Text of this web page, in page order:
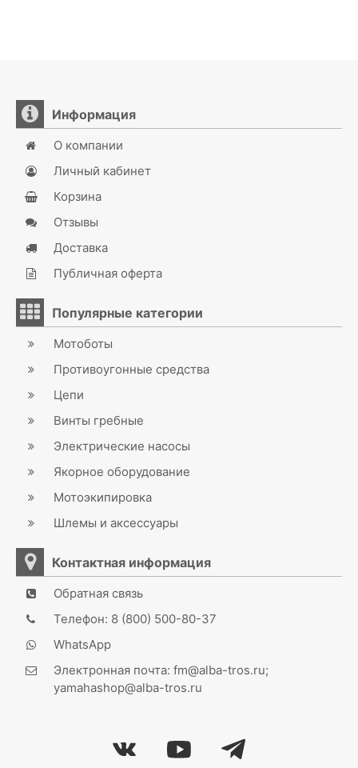
Информация
О компании
Личный кабинет
Корзина
Отзывы
Доставка
Публичная оферта
Популярные категории
Мотоботы
Противоугонные средства
Цепи
Винты гребные
Электрические насосы
Якорное оборудование
Мотоэкипировка
Шлемы и аксессуары
Контактная информация
Обратная связь
Телефон: 8 (800) 500-80-37
WhatsApp
Электронная почта: fm@alba-tros.ru;
yamahashop@alba-tros.ru